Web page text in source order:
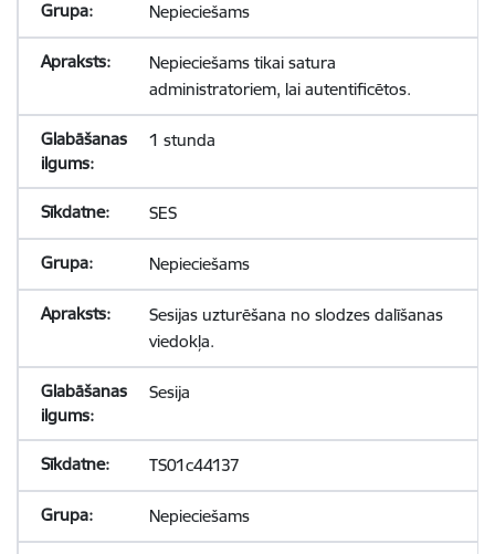
Nepieciešams
Nepieciešams tikai satura
administratoriem, lai autentificētos.
1 stunda
SES
Nepieciešams
Sesijas uzturēšana no slodzes dalīšanas
viedokļa.
Sesija
TS01c44137
Nepieciešams